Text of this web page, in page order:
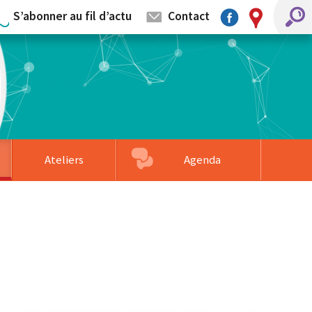
S’abonner au fil d’actu Contact
Ateliers Agenda